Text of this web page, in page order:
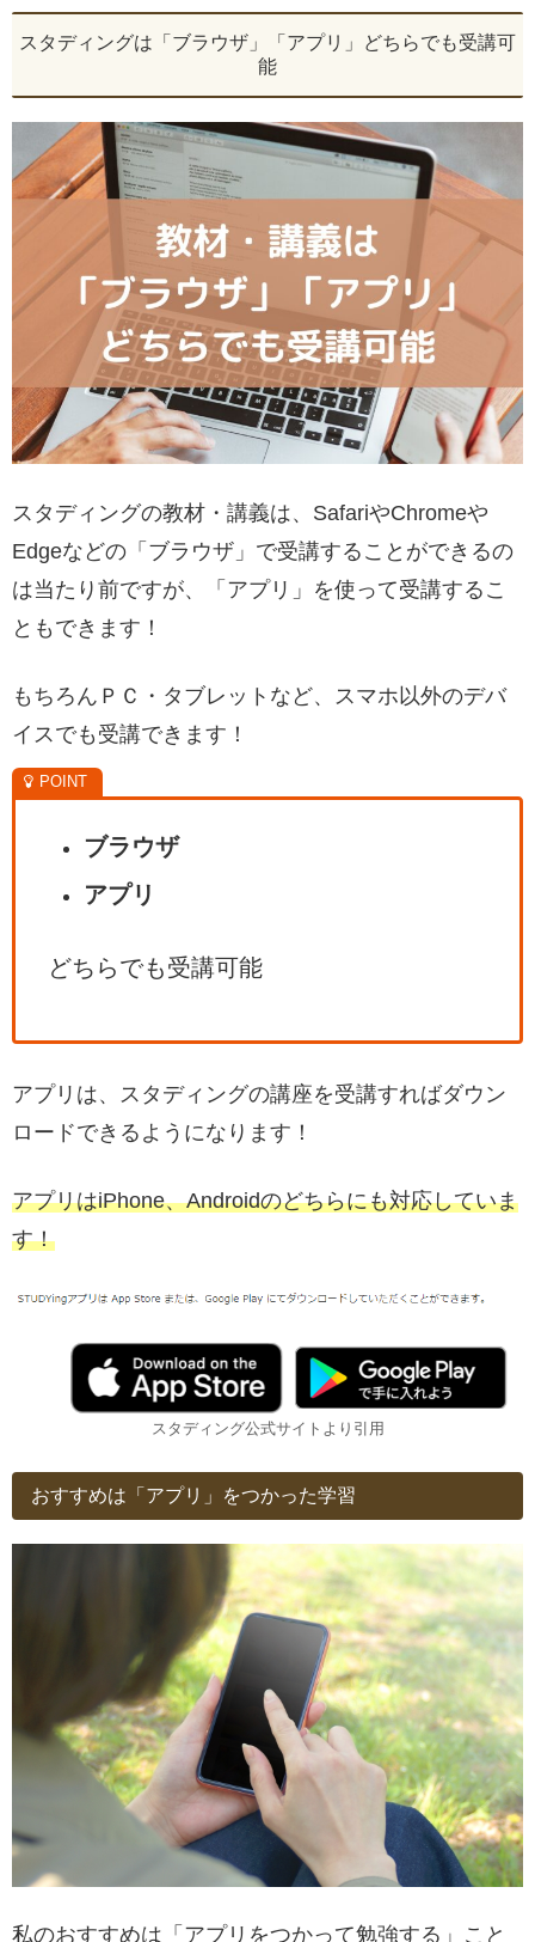
スタディングは「ブラウザ」「アプリ」どちらでも受講可
能
スタディングの教材・講義は、SafariやChromeや
Edgeなどの「ブラウザ」で受講することができるの
は当たり前ですが、「アプリ」を使って受講するこ
ともできます！
もちろんＰＣ・タブレットなど、スマホ以外のデバ
イスでも受講できます！
ブラウザ
アプリ
どちらでも受講可能
アプリは、スタディングの講座を受講すればダウン
ロードできるようになります！
アプリはiPhone、Androidのどちらにも対応していま
す！
スタディング公式サイトより引用
おすすめは「アプリ」をつかった学習
私のおすすめは「アプリをつかって勉強する」こと